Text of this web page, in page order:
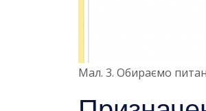
Мал. 3. Обираємо